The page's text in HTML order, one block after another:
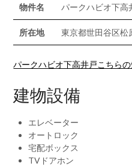
物件名 パークハビオ下高
所在地 東京都世田谷区松
パークハビオ下高井戸こちら
建物設備
エレベーター
オートロック
宅配ボックス
TVドアホン